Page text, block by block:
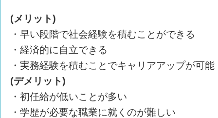
(メリット)
・早い段階で社会経験を積むことができる
・経済的に自立できる
・実務経験を積むことでキャリアアップが可能
(デメリット)
・初任給が低いことが多い
・学歴が必要な職業に就くのが難しい